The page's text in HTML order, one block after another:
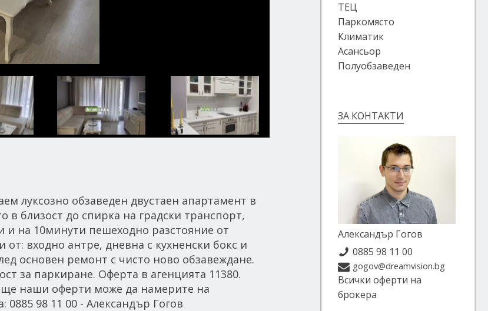
обзаведен двустаен апартамент в
в близост до спирка на градски транспорт,
и на 10минути пешеходно разстояние от
входно антре, дневна с кухненски бокс и
основен ремонт с чисто ново обзавеждане.
за паркиране. Оферта в агенцията 11380.
наши оферти може да намерите на
98 11 00 - Александър Гогов
ТЕЦ
Паркомясто
Климатик
Асансьор
Полуобзаведен
ЗА КОНТАКТИ
Александър Гогов
0885 98 11 00
gogov@dreamvision.bg
Всички оферти на
брокера